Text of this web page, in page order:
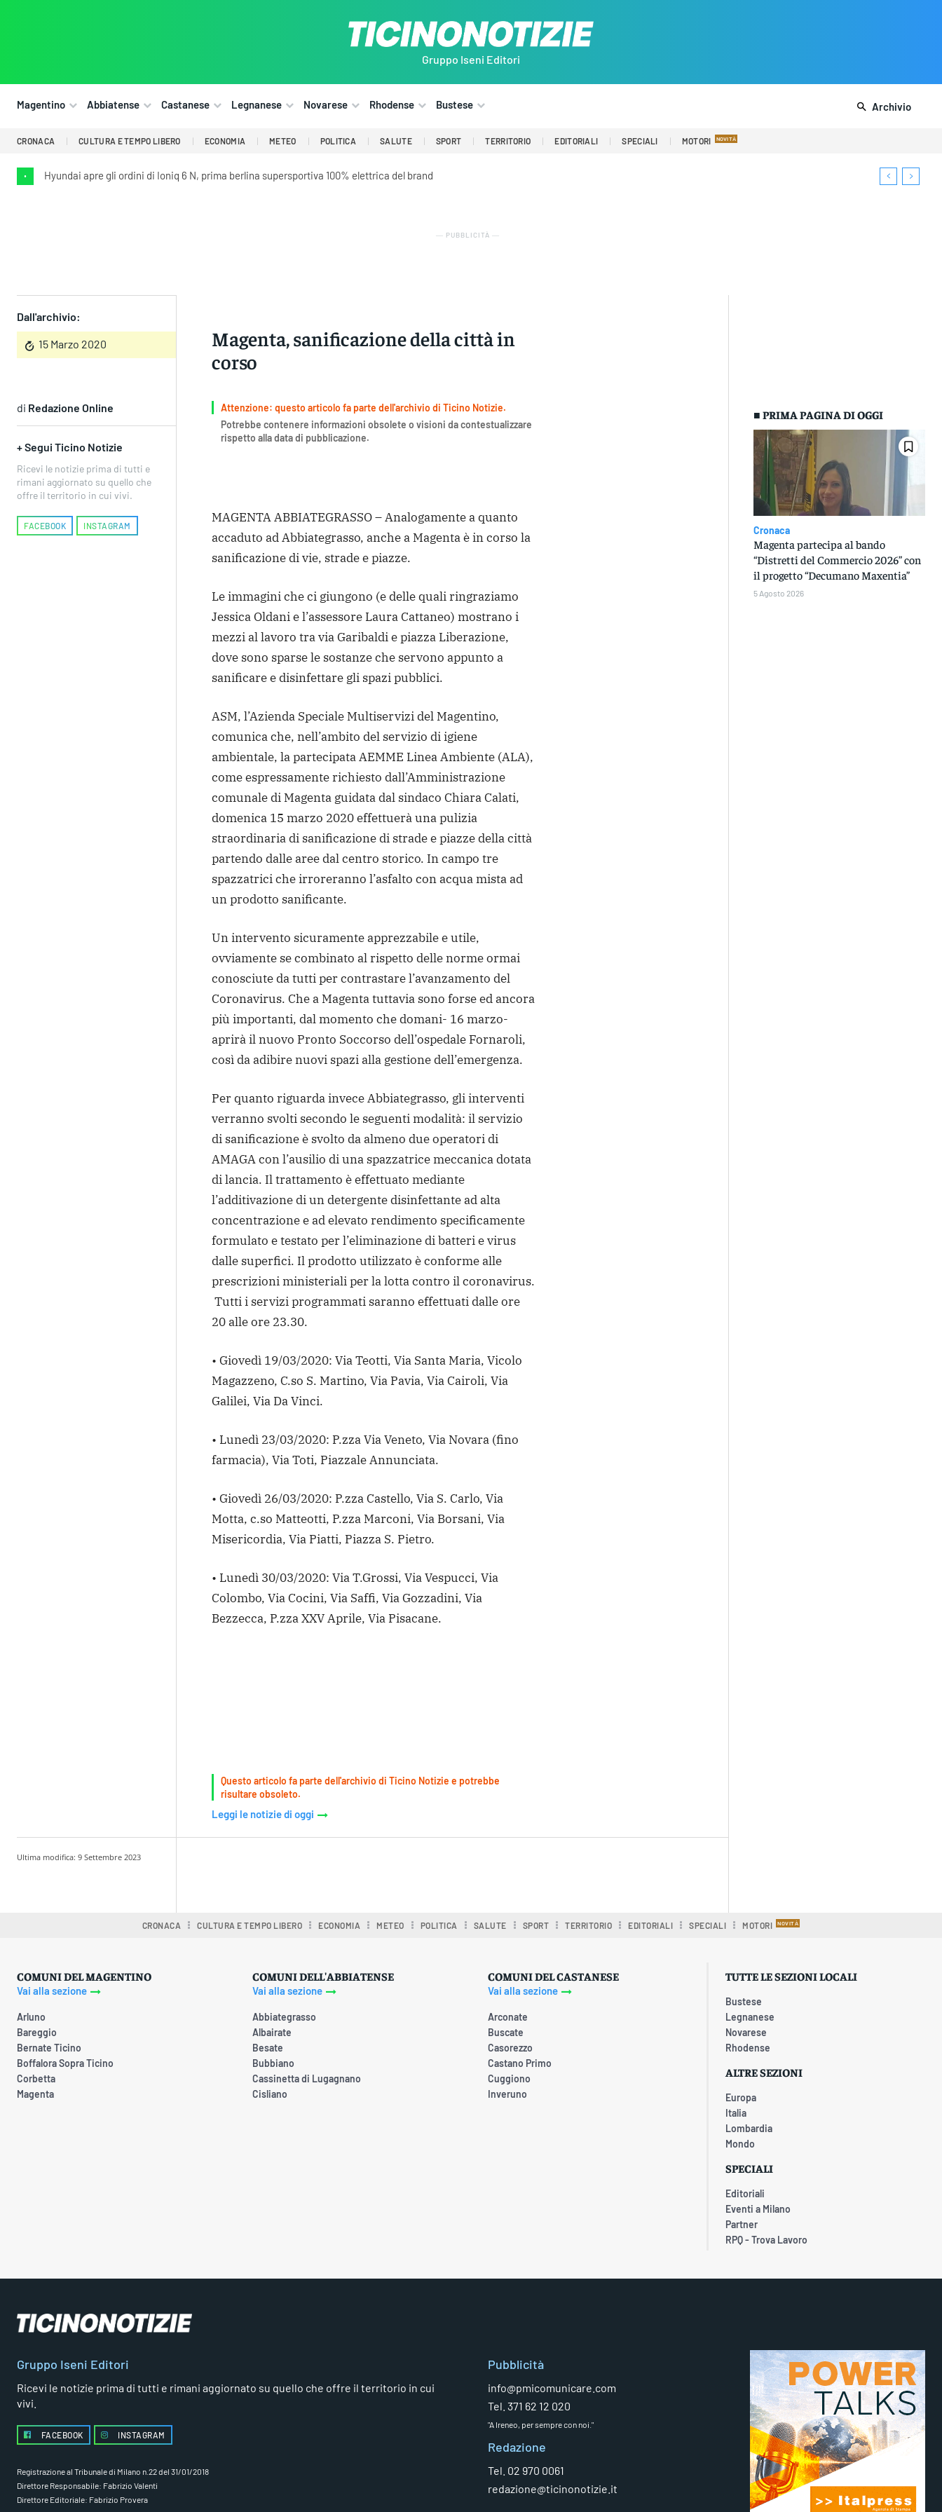
Gruppo Iseni Editori
Magentino Abbiatense Castanese Legnanese Novarese Rhodense Bustese Archivio
CRONACA CULTURA E TEMPO LIBERO ECONOMIA METEO POLITICA SALUTE SPORT TERRITORIO EDITORIALI SPECIALI MOTORI
• Hyundai apre gli ordini di Ioniq 6 N, prima berlina supersportiva 100% elettrica del brand
― PUBBLICITÀ ―
Dall'archivio:
15 Marzo 2020
Magenta, sanificazione della città in
corso
di Redazione Online
+ Segui Ticino Notizie
Ricevi le notizie prima di tutti e
rimani aggiornato su quello che
offre il territorio in cui vivi.
FACEBOOK INSTAGRAM
Attenzione: questo articolo fa parte dell'archivio di Ticino Notizie.
Potrebbe contenere informazioni obsolete o visioni da contestualizzare
rispetto alla data di pubblicazione.
MAGENTA ABBIATEGRASSO – Analogamente a quanto
accaduto ad Abbiategrasso, anche a Magenta è in corso la
sanificazione di vie, strade e piazze.
Le immagini che ci giungono (e delle quali ringraziamo
Jessica Oldani e l’assessore Laura Cattaneo) mostrano i
mezzi al lavoro tra via Garibaldi e piazza Liberazione,
dove sono sparse le sostanze che servono appunto a
sanificare e disinfettare gli spazi pubblici.
ASM, l’Azienda Speciale Multiservizi del Magentino,
comunica che, nell’ambito del servizio di igiene
ambientale, la partecipata AEMME Linea Ambiente (ALA),
come espressamente richiesto dall’Amministrazione
comunale di Magenta guidata dal sindaco Chiara Calati,
domenica 15 marzo 2020 effettuerà una pulizia
straordinaria di sanificazione di strade e piazze della città
partendo dalle aree dal centro storico. In campo tre
spazzatrici che irroreranno l’asfalto con acqua mista ad
un prodotto sanificante.
Un intervento sicuramente apprezzabile e utile,
ovviamente se combinato al rispetto delle norme ormai
conosciute da tutti per contrastare l’avanzamento del
Coronavirus. Che a Magenta tuttavia sono forse ed ancora
più importanti, dal momento che domani- 16 marzo-
aprirà il nuovo Pronto Soccorso dell’ospedale Fornaroli,
così da adibire nuovi spazi alla gestione dell’emergenza.
Per quanto riguarda invece Abbiategrasso, gli interventi
verranno svolti secondo le seguenti modalità: il servizio
di sanificazione è svolto da almeno due operatori di
AMAGA con l’ausilio di una spazzatrice meccanica dotata
di lancia. Il trattamento è effettuato mediante
l’additivazione di un detergente disinfettante ad alta
concentrazione e ad elevato rendimento specificamente
formulato e testato per l’eliminazione di batteri e virus
dalle superfici. Il prodotto utilizzato è conforme alle
prescrizioni ministeriali per la lotta contro il coronavirus.
Tutti i servizi programmati saranno effettuati dalle ore
20 alle ore 23.30.
• Giovedì 19/03/2020: Via Teotti, Via Santa Maria, Vicolo
Magazzeno, C.so S. Martino, Via Pavia, Via Cairoli, Via
Galilei, Via Da Vinci.
• Lunedì 23/03/2020: P.zza Via Veneto, Via Novara (fino
farmacia), Via Toti, Piazzale Annunciata.
• Giovedì 26/03/2020: P.zza Castello, Via S. Carlo, Via
Motta, c.so Matteotti, P.zza Marconi, Via Borsani, Via
Misericordia, Via Piatti, Piazza S. Pietro.
• Lunedì 30/03/2020: Via T.Grossi, Via Vespucci, Via
Colombo, Via Cocini, Via Saffi, Via Gozzadini, Via
Bezzecca, P.zza XXV Aprile, Via Pisacane.
Questo articolo fa parte dell'archivio di Ticino Notizie e potrebbe
risultare obsoleto.
Leggi le notizie di oggi
■ PRIMA PAGINA DI OGGI
Cronaca
Magenta partecipa al bando
“Distretti del Commercio 2026” con
il progetto “Decumano Maxentia”
5 Agosto 2026
Ultima modifica: 9 Settembre 2023
CRONACA CULTURA E TEMPO LIBERO ECONOMIA METEO POLITICA SALUTE SPORT TERRITORIO EDITORIALI SPECIALI MOTORI
COMUNI DEL MAGENTINO
Vai alla sezione
Arluno
Bareggio
Bernate Ticino
Boffalora Sopra Ticino
Corbetta
Magenta
COMUNI DELL'ABBIATENSE
Vai alla sezione
Abbiategrasso
Albairate
Besate
Bubbiano
Cassinetta di Lugagnano
Cisliano
COMUNI DEL CASTANESE
Vai alla sezione
Arconate
Buscate
Casorezzo
Castano Primo
Cuggiono
Inveruno
TUTTE LE SEZIONI LOCALI
Bustese
Legnanese
Novarese
Rhodense
ALTRE SEZIONI
Europa
Italia
Lombardia
Mondo
SPECIALI
Editoriali
Eventi a Milano
Partner
RPQ - Trova Lavoro
Gruppo Iseni Editori
Ricevi le notizie prima di tutti e rimani aggiornato su quello che offre il territorio in cui
vivi.
FACEBOOK INSTAGRAM
Registrazione al Tribunale di Milano n.22 del 31/01/2018
Direttore Responsabile: Fabrizio Valenti
Direttore Editoriale: Fabrizio Provera
Pubblicità
info@pmicomunicare.com
Tel. 371 62 12 020
"A Ireneo, per sempre con noi."
Redazione
Tel. 02 970 0061
redazione@ticinonotizie.it